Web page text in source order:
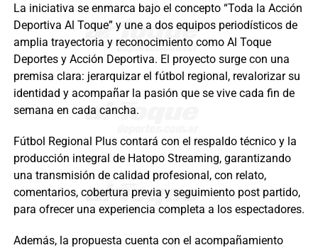
La iniciativa se enmarca bajo el concepto “Toda la Acción
Deportiva Al Toque” y une a dos equipos periodísticos de
amplia trayectoria y reconocimiento como Al Toque
Deportes y Acción Deportiva. El proyecto surge con una
premisa clara: jerarquizar el fútbol regional, revalorizar su
identidad y acompañar la pasión que se vive cada fin de
semana en cada cancha.
Fútbol Regional Plus contará con el respaldo técnico y la
producción integral de Hatopo Streaming, garantizando
una transmisión de calidad profesional, con relato,
comentarios, cobertura previa y seguimiento post partido,
para ofrecer una experiencia completa a los espectadores.
Además, la propuesta cuenta con el acompañamiento